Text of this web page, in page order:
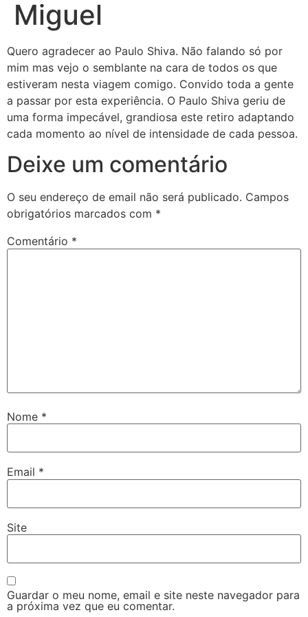
Miguel
Quero agradecer ao Paulo Shiva. Não falando só por
mim mas vejo o semblante na cara de todos os que
estiveram nesta viagem comigo. Convido toda a gente
a passar por esta experiência. O Paulo Shiva geriu de
uma forma impecável, grandiosa este retiro adaptando
cada momento ao nível de intensidade de cada pessoa.
Deixe um comentário
O seu endereço de email não será publicado. Campos
obrigatórios marcados com *
Comentário *
Nome *
Email *
Site
Guardar o meu nome, email e site neste navegador para
a próxima vez que eu comentar.